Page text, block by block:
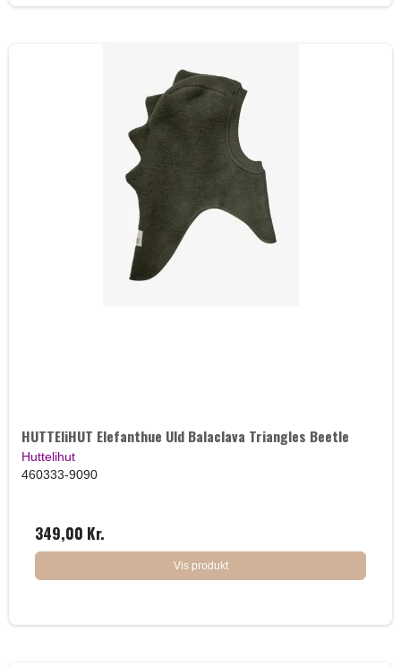
HUTTEliHUT Elefanthue Uld Balaclava Triangles Beetle
Huttelihut
460333-9090
349,00 Kr.
Vis produkt